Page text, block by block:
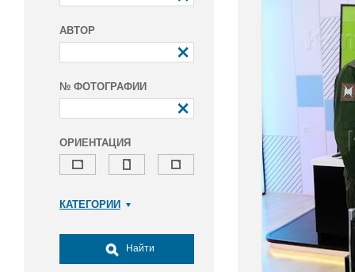
АВТОР
№ ФОТОГРАФИИ
ОРИЕНТАЦИЯ
КАТЕГОРИИ
Досуг, туризм и отдых
Культура
Найти